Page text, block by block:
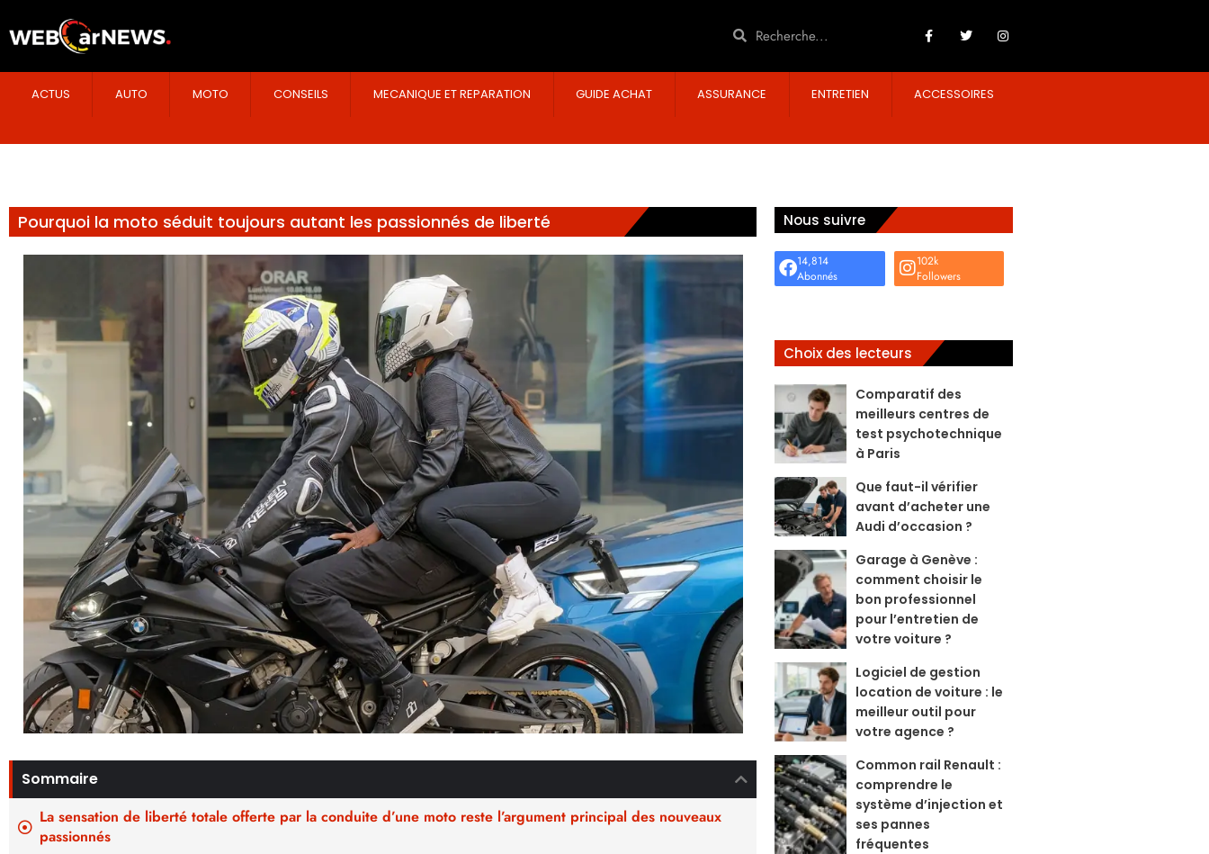
ACTUS AUTO MOTO CONSEILS MECANIQUE ET REPARATION GUIDE ACHAT ASSURANCE ENTRETIEN ACCESSOIRES
Pourquoi la moto séduit toujours autant les passionnés de liberté
Sommaire
La sensation de liberté totale offerte par la conduite d’une moto reste l’argument principal des nouveaux
passionnés
Nous suivre
14,814
Abonnés
102k
Followers
Choix des lecteurs
Comparatif des
meilleurs centres de
test psychotechnique
à Paris
Que faut-il vérifier
avant d’acheter une
Audi d’occasion ?
Garage à Genève :
comment choisir le
bon professionnel
pour l’entretien de
votre voiture ?
Logiciel de gestion
location de voiture : le
meilleur outil pour
votre agence ?
Common rail Renault :
comprendre le
système d’injection et
ses pannes
fréquentes